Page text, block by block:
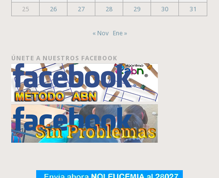
25
26 27 28 29 30 31
« Nov Ene »
ÚNETE A NUESTROS FACEBOOK